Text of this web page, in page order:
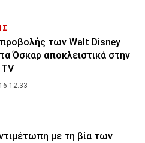
προβολής των Walt Disney
Όσκαρ αποκλειστικά στην
TV
12:33
με τη βία των